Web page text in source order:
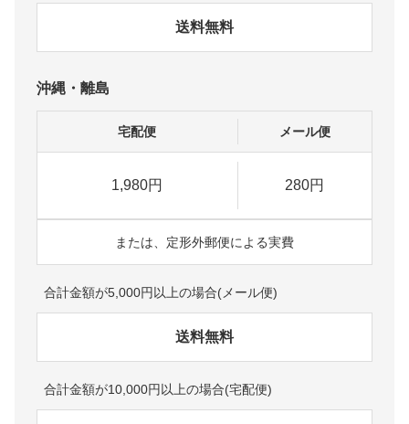
送料無料
沖縄・離島
宅配便 メール便
1,980円 280円
または、定形外郵便による実費
合計金額が5,000円以上の場合(メール便)
送料無料
合計金額が10,000円以上の場合(宅配便)